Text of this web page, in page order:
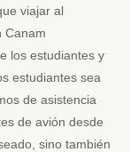
viajar al
Canam
los estudiantes y
estudiantes sea
de asistencia
de avión desde
sino también